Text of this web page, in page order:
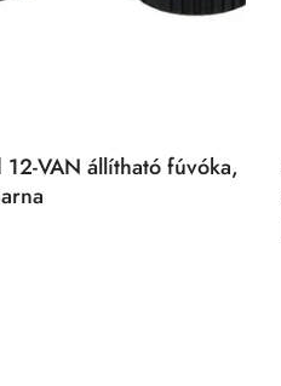
12-VAN állítható fúvóka,